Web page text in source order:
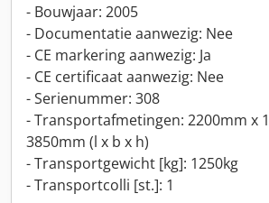
- Bouwjaar: 2005
- Documentatie aanwezig: Nee
- CE markering aanwezig: Ja
- CE certificaat aanwezig: Nee
- Serienummer: 308
- Transportafmetingen: 2200mm x
3850mm (l x b x h)
- Transportgewicht [kg]: 1250kg
- Transportcolli [st.]: 1